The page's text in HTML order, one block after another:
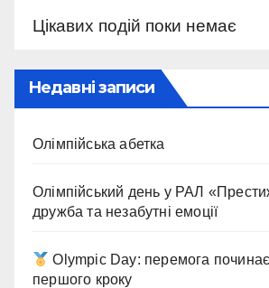
Цікавих подій поки немає
Недавні записи
Олімпійська абетка
Олімпійський день у РАЛ
дружба та незабутні емоції
Olympic Day: перемога
першого кроку